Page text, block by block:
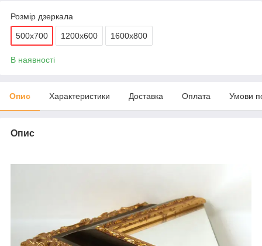
Розмір дзеркала
500х700 1200х600 1600х800
В наявності
Опис Характеристики Доставка Оплата Умови
Опис